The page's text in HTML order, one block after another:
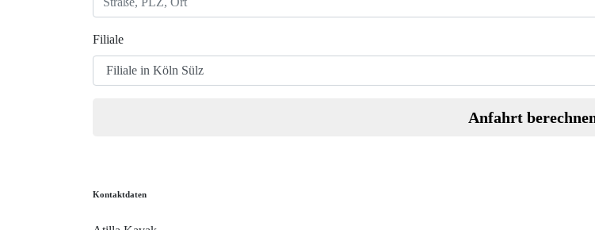
Filiale
Anfahrt
Kontaktdaten